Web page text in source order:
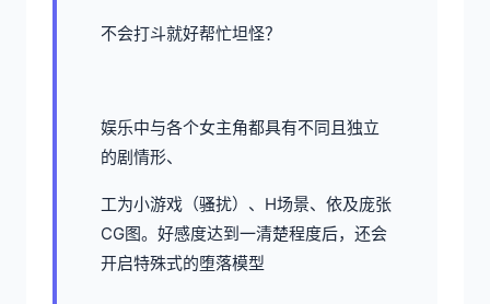
不会打斗就好帮忙坦怪？
娱乐中与各个女主角都具有不同且独立
的剧情形、
工为小游戏（骚扰）、H场景、依及庞张
CG图。好感度达到一清楚程度后，还会
开启特殊式的堕落模型